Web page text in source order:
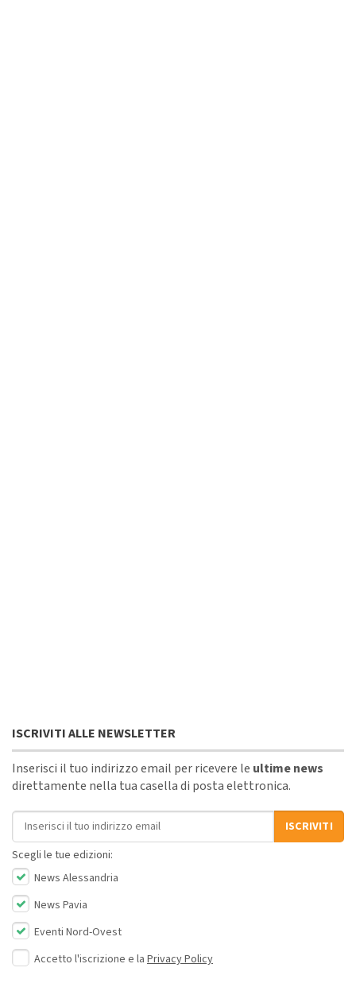
ISCRIVITI ALLE NEWSLETTER
Inserisci il tuo indirizzo email per ricevere le ultime news
direttamente nella tua casella di posta elettronica.
Indirizzo email
ISCRIVITI
Scegli le tue edizioni:
News Alessandria
News Pavia
Eventi Nord-Ovest
Accetto l'iscrizione e la Privacy Policy